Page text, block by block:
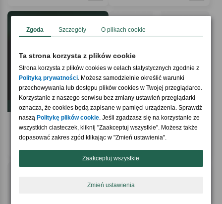
Strona zawiera informacje dotyczące alkoholu i jest
4.4 / 5 (12)
Box prezentowy Prosecco z kieliszkami
PREZENT NA 50 ROCZNICĘ ŚLUBU
5.0 / 5(1)
Pamiątkowa zawieszka RUBINOWE
GODY upominek na 40 rocznicę ślubu
Zgoda Szczegóły O plikach cookie
Ta strona korzysta z plików cookie
Strona korzysta z plików cookies w celach statystycznych zgodnie z
Polityką prywatności. Możesz samodzielnie określić warunki
przechowywania lub dostępu plików cookies w Twojej przeglądarce.
Korzystanie z naszego serwisu bez zmiany ustawień przeglądarki
oznacza, że cookies będą zapisane w pamięci urządzenia. Sprawdź
naszą Politykę plików cookie. Jeśli zgadzasz się na korzystanie ze
wszystkich ciasteczek, kliknij "Zaakceptuj wszystkie". Możesz także
dopasować zakres zgód klikając w "Zmień ustawienia".
Zaakceptuj wszystkie
Zmień ustawienia